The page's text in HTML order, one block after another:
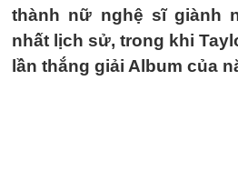
thành nữ nghệ sĩ giành
nhất lịch sử, trong khi
lần thắng giải Album của